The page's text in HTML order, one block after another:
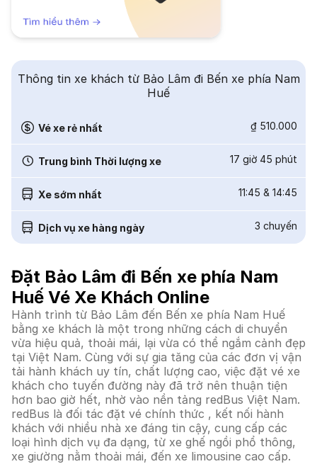
Thông tin xe khách từ Bảo Lâm đi Bến xe phía Nam
Huế
Vé xe rẻ nhất ₫ 510.000
Trung bình Thời lượng xe 17 giờ 45 phút
Xe sớm nhất 11:45 & 14:45
Dịch vụ xe hàng ngày 3 chuyến
Đặt Bảo Lâm đi Bến xe phía Nam
Huế Vé Xe Khách Online
Hành trình từ Bảo Lâm đến Bến xe phía Nam Huế
bằng xe khách là một trong những cách di chuyển
vừa hiệu quả, thoải mái, lại vừa có thể ngắm cảnh đẹp
tại Việt Nam. Cùng với sự gia tăng của các đơn vị vận
tải hành khách uy tín, chất lượng cao, việc đặt vé xe
khách cho tuyến đường này đã trở nên thuận tiện
hơn bao giờ hết, nhờ vào nền tảng redBus Việt Nam.
redBus là đối tác đặt vé chính thức , kết nối hành
khách với nhiều nhà xe đáng tin cậy, cung cấp các
loại hình dịch vụ đa dạng, từ xe ghế ngồi phổ thông,
xe giường nằm thoải mái, đến xe limousine cao cấp.